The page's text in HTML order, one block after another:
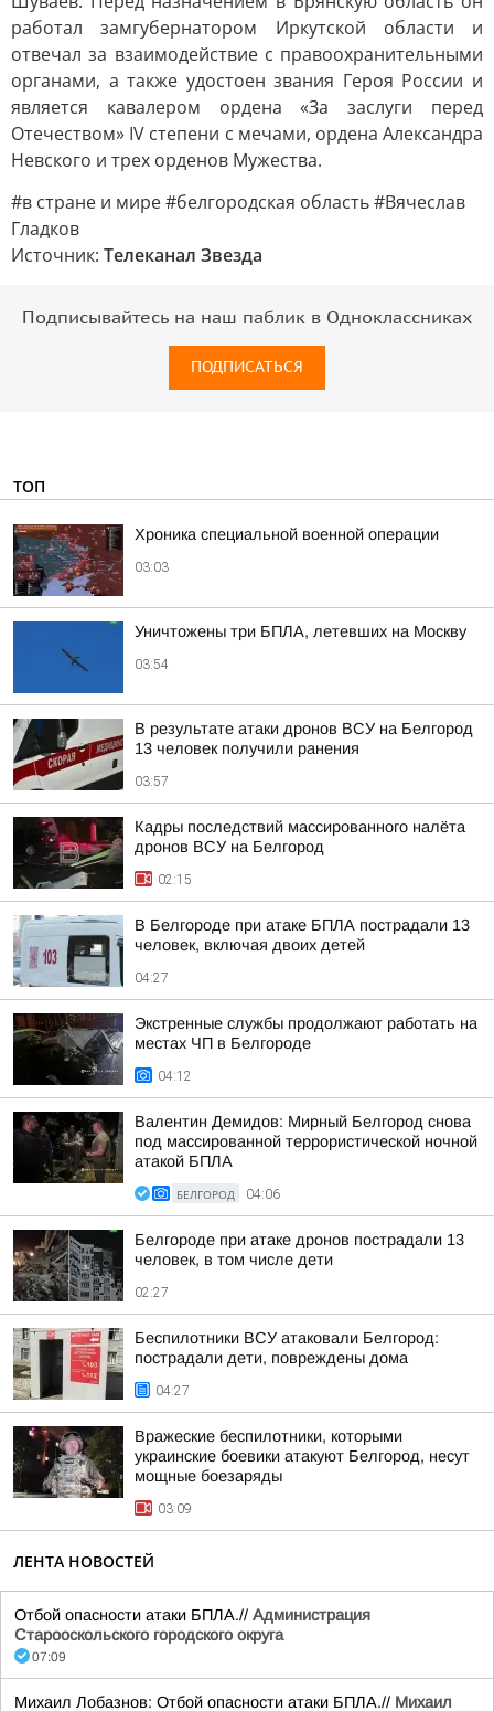
работал замгубернатором Иркутской области и
отвечал за взаимодействие с правоохранительными
органами, а также удостоен звания Героя России и
является кавалером ордена «За заслуги перед
Отечеством» IV степени с мечами, ордена Александра
Невского и трех орденов Мужества.
#в стране и мире #белгородская область #Вячеслав
Гладков
Источник: Телеканал Звезда
Подписывайтесь на наш паблик в Одноклассниках
ПОДПИСАТЬСЯ
ТОП
Хроника специальной военной операции
03:03
Уничтожены три БПЛА, летевших на Москву
03:54
В результате атаки дронов ВСУ на Белгород
13 человек получили ранения
03:57
Кадры последствий массированного налёта
дронов ВСУ на Белгород
02:15
В Белгороде при атаке БПЛА пострадали 13
человек, включая двоих детей
04:27
Экстренные службы продолжают работать на
местах ЧП в Белгороде
04:12
Валентин Демидов: Мирный Белгород снова
под массированной террористической ночной
атакой БПЛА
БЕЛГОРОД 04:06
Белгороде при атаке дронов пострадали 13
человек, в том числе дети
02:27
Беспилотники ВСУ атаковали Белгород:
пострадали дети, повреждены дома
04:27
Вражеские беспилотники, которыми
украинские боевики атакуют Белгород, несут
мощные боезаряды
03:09
ЛЕНТА НОВОСТЕЙ
Отбой опасности атаки БПЛА.// Администрация
Старооскольского городского округа
07:09
Михаил Лобазнов: Отбой опасности атаки БПЛА.// Михаил